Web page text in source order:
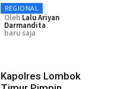
REGIONAL
Oleh Lalu Ariyan
Darmandita
baru saja
Kapolres Lombok